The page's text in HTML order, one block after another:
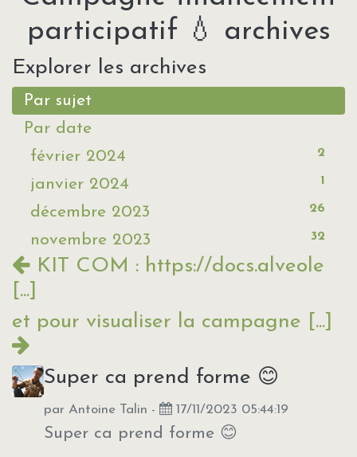
participatif 💧 archives
Explorer les archives
Par sujet
Par date
février 2024
2
janvier 2024 1
décembre 2023 26
novembre 2023 32
KIT COM : https://docs.alveole
[...]
et pour visualiser la campagne [...]
Super ca prend forme 😊
par Antoine Talin - 17/11/2023 05:44:19
Super ca prend forme 😊